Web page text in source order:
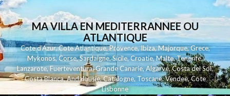
MA VILLA EN MEDITERRANNEE OU
ATLANTIQUE
Cote d'Azur,Cote Atlantique,Provence,Ibiza,Majorque,Grece,
Mykonos,Corse,Sardaigne,Sicile,Croatie,Malte,Tenerife,
Lanzarote,Fuerteventura,Grande Canarie,Algarve,Costa del Sol,
Costa Blanca,Andalousie,Catalogne,Toscane,Vendee,Cote
Lisbonne